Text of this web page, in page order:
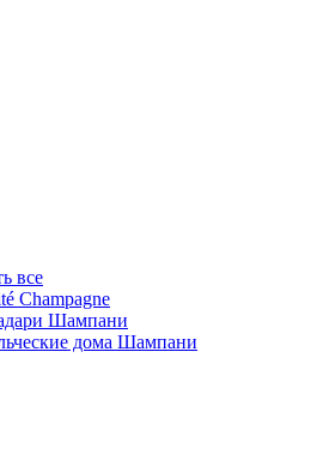
все
Champagne
Шампани
дома Шампани